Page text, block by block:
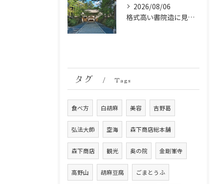
2026/08/06
格式高い書院造に見る金剛峯寺の中世から近世への変遷
タグ Tags
食べ方 白胡麻 美容 吉野葛
弘法大師 空海 森下商店総本舗
森下商店 観光 奥の院 金剛峯寺
高野山 胡麻豆腐 ごまとうふ